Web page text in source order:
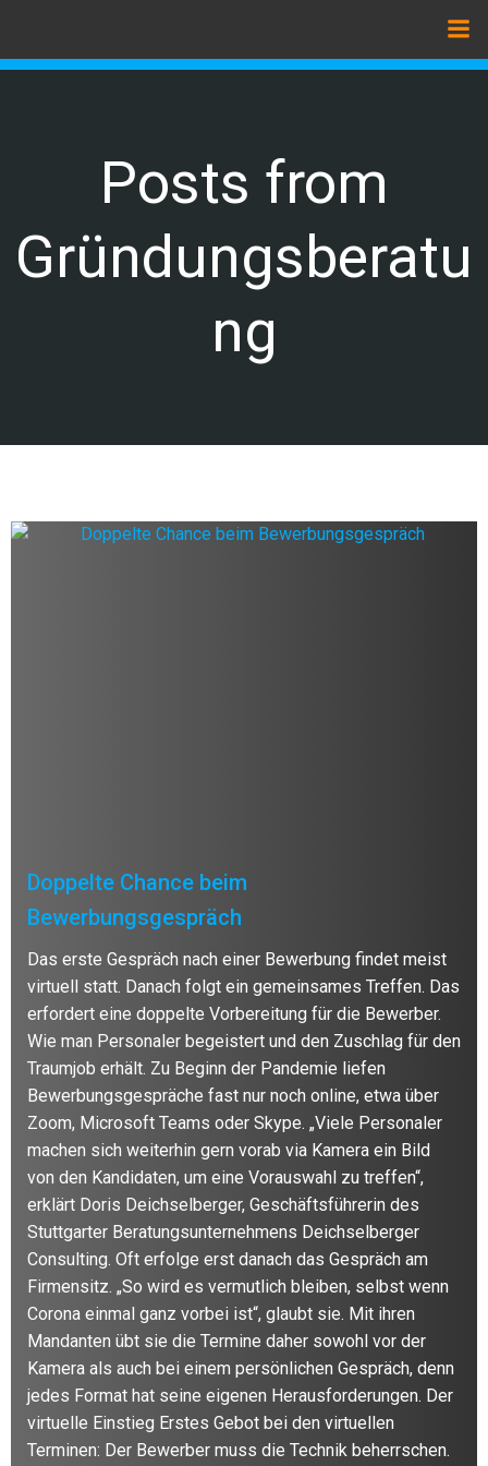
springen
Posts from
Gründungsberatu
ng
Doppelte Chance beim
Bewerbungsgespräch
Das erste Gespräch nach einer Bewerbung findet meist
virtuell statt. Danach folgt ein gemeinsames Treffen. Das
erfordert eine doppelte Vorbereitung für die Bewerber.
Wie man Personaler begeistert und den Zuschlag für den
Traumjob erhält. Zu Beginn der Pandemie liefen
Bewerbungsgespräche fast nur noch online, etwa über
Zoom, Microsoft Teams oder Skype. „Viele Personaler
machen sich weiterhin gern vorab via Kamera ein Bild
von den Kandidaten, um eine Vorauswahl zu treffen“,
erklärt Doris Deichselberger, Geschäftsführerin des
Stuttgarter Beratungsunternehmens Deichselberger
Consulting. Oft erfolge erst danach das Gespräch am
Firmensitz. „So wird es vermutlich bleiben, selbst wenn
Corona einmal ganz vorbei ist“, glaubt sie. Mit ihren
Mandanten übt sie die Termine daher sowohl vor der
Kamera als auch bei einem persönlichen Gespräch, denn
jedes Format hat seine eigenen Herausforderungen. Der
virtuelle Einstieg Erstes Gebot bei den virtuellen
Terminen: Der Bewerber muss die Technik beherrschen.